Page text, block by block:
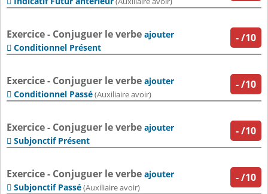
-/10
Exercice - Conjuguer le verbe ajouter
 Conditionnel Présent
-/10
Exercice - Conjuguer le verbe ajouter
 Conditionnel Passé(Auxiliaire avoir)
-/10
Exercice - Conjuguer le verbe ajouter
 Subjonctif Présent
-/10
Exercice - Conjuguer le verbe ajouter
 Subjonctif Passé(Auxiliaire avoir)